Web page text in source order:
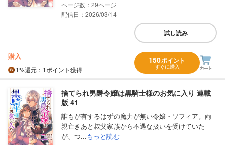
29
配信日：2026/03/14
試し読み
購入
1%還元 ：1ポイント獲得
150ポイント
すぐに購入
捨てられ男爵令嬢は黒騎士様のお気に入り 連載
版 41
誰もが有するはずの魔力が無い令嬢・ソフィア。両
親亡きあと叔父家族から不遇な扱いを受けていた
が、つ...もっと読む